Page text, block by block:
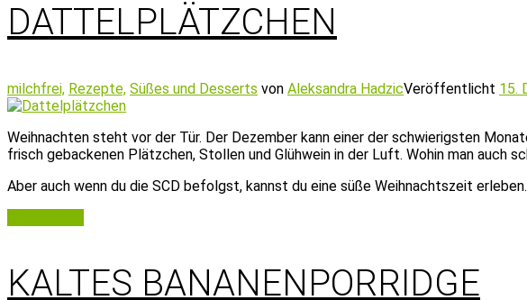
DATTELPLÄTZCHEN
milchfrei, Rezepte, Süßes und Desserts von Aleksandra HadzicVeröffentlicht 15.
Weihnachten steht vor der Tür. Der Dezember kann einer der schwierigsten
frisch gebackenen Plätzchen, Stollen und Glühwein in der Luft. Wohin man auch
Aber auch wenn du die SCD befolgst, kannst du eine süße Weihnachtszeit
KALTES BANANENPORRIDGE